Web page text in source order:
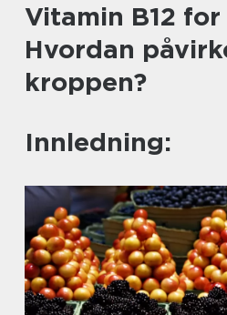
Vitamin B12 for
Hvordan
kroppen?
Innledning: